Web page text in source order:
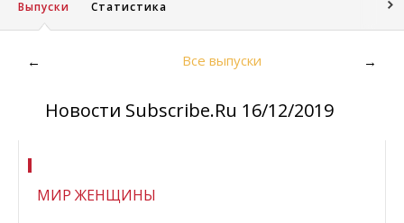
Выпуски Статистика
← Все выпуски →
Новости Subscribe.Ru 16/12/2019
МИР ЖЕНЩИНЫ